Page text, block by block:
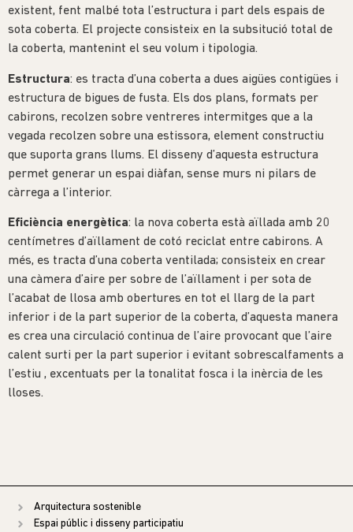
existent, fent malbé tota l’estructura i part dels espais de
sota coberta. El projecte consisteix en la subsitució total de
la coberta, mantenint el seu volum i tipologia.
Estructura: es tracta d’una coberta a dues aigües contigües i
estructura de bigues de fusta. Els dos plans, formats per
cabirons, recolzen sobre ventreres intermitges que a la
vegada recolzen sobre una estissora, element constructiu
que suporta grans llums. El disseny d’aquesta estructura
permet generar un espai diàfan, sense murs ni pilars de
càrrega a l’interior.
Eficiència energètica: la nova coberta està aïllada amb 20
centímetres d’aïllament de cotó reciclat entre cabirons. A
més, es tracta d’una coberta ventilada; consisteix en crear
una càmera d’aire per sobre de l’aïllament i per sota de
l’acabat de llosa amb obertures en tot el llarg de la part
inferior i de la part superior de la coberta, d’aquesta manera
es crea una circulació continua de l’aire provocant que l’aire
calent surti per la part superior i evitant sobrescalfaments a
l’estiu , excentuats per la tonalitat fosca i la inèrcia de les
lloses.
Arquitectura sostenible
Espai públic i disseny participatiu